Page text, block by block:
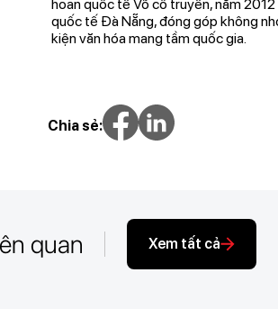
hoan quốc tế Võ cổ truyền, năm
quốc tế Đà Nẵng, đóng góp không
kiện văn hóa mang tầm quốc gia.
Chia sẻ:
quan Xem tất cả